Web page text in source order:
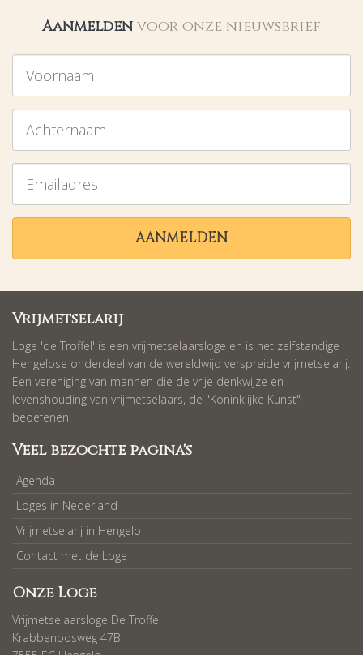
Aanmelden voor onze nieuwsbrief
Voornaam
Achternaam
Emailadres
AANMELDEN
Vrijmetselarij
Loge 'de Troffel' is een vrijmetselaarsloge en is het zelfstandige
Hengelose onderdeel van de wereldwijd verspreide vrijmetselarij.
Een vereniging van mannen die de vrije denkwijze en
levenshouding van vrijmetselaars, de "Koninklijke Kunst"
beoefenen.
Veel bezochte pagina's
Agenda
Loges in Nederland
Vrijmetselarij in Hengelo
Contact met de Loge
Onze Loge
Vrijmetselaarsloge De Troffel
Krabbenbosweg 47B